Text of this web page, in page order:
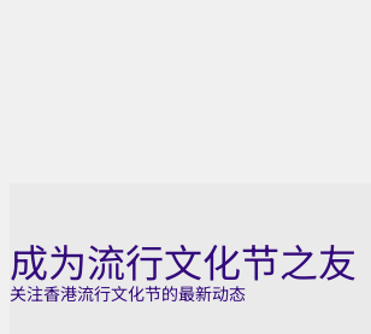
成为流行文化节之友
关注香港流行文化节的最新动态